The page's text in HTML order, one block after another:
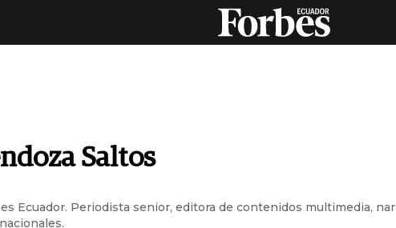
Saltos
Ecuador. Periodista senior, editora de contenidos multimedia,